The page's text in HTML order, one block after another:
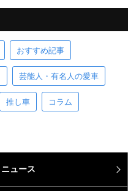
おすすめ記事
芸能人・有名人の愛車
推し車 コラム
ニュース